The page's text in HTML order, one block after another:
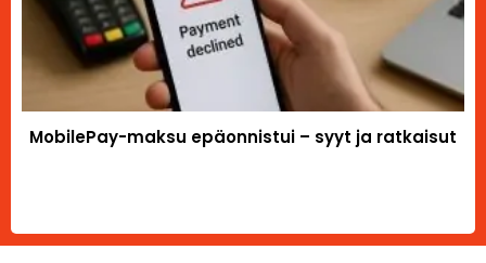
MobilePay-maksu epäonnistui – syyt ja ratkaisut